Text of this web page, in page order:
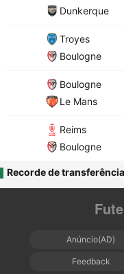
Dunkerque
Troyes
Boulogne
Boulogne
Le Mans
Reims
Boulogne
Recorde de transferência
Anúncio(AD)
Feedback